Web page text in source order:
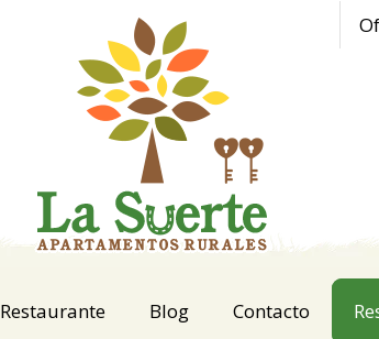
Restaurante Blog Contacto